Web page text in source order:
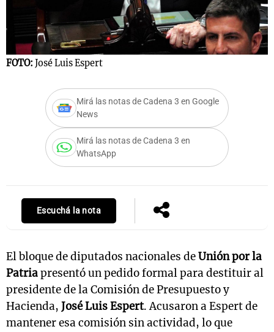
FOTO: José Luis Espert
Mirá las notas de Cadena 3 en Google
News
Mirá las notas de Cadena 3 en
WhatsApp
Escuchá la nota
El bloque de diputados nacionales deUnión por la
Patriapresentó un pedido formal para destituir al
presidente de la Comisión de Presupuesto y
Hacienda, José Luis Espert. Acusaron a Espert de
mantener esa comisión sin actividad, lo que
Mundial 2026
La Sole en
Cadena 3